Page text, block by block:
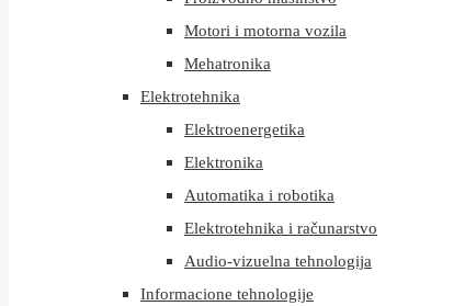
Motori i motorna vozila
Mehatronika
Elektrotehnika
Elektroenergetika
Elektronika
Automatika i robotika
Elektrotehnika i računarstvo
Audio-vizuelna tehnologija
Informacione tehnologije